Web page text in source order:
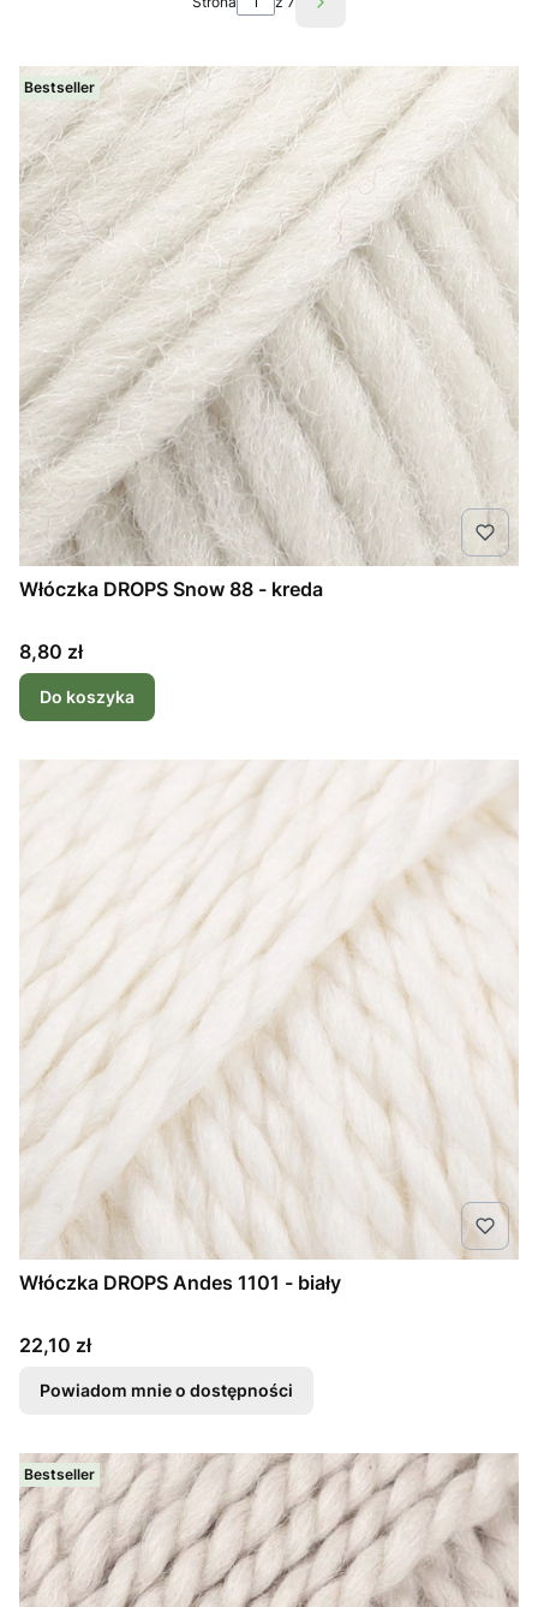
Następne produkty
Bestseller
Włóczka DROPS Snow 88 - kreda
Cena
8,80 zł
Do koszyka
Włóczka DROPS Andes 1101 - biały
Cena
22,10 zł
Powiadom mnie o dostępności
Bestseller